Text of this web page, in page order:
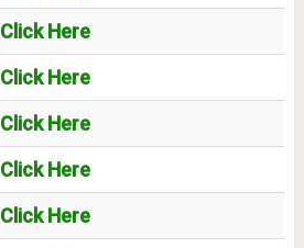
Click Here
Click Here
Click Here
Click Here
Click Here